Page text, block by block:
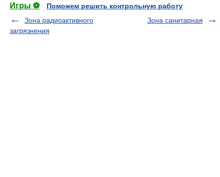
Игры ⚽
Поможем решить контрольную работу
Зона радиоактивного
загрязнения
Зона санитарная